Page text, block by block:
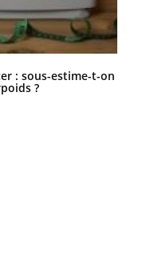
: sous-estime-t-on
?